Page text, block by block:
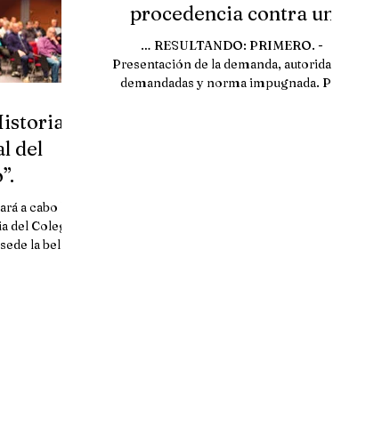
del
a cabo la I
del Colegio,
la bella
procedencia contra un
primer acto de aplicación
implícito de la norm
… RESULTANDO: PRIMERO. -
Presentación de la demanda, autoridades
demandadas y norma impugnada. Por